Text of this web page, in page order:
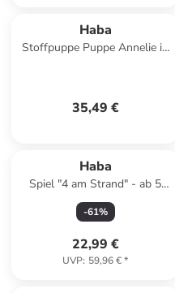
Haba
Stoffpuppe Puppe Annelie in
35,49 €
Haba
Spiel "4 am Strand" - ab 5
Jahren
-61%
22,99 €
UVP: 59,96 €*